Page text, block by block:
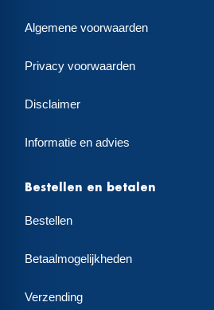
Algemene voorwaarden
Privacy voorwaarden
Disclaimer
Informatie en advies
Bestellen en betalen
Bestellen
Betaalmogelijkheden
Verzending